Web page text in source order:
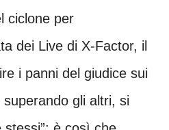
ciclone per
dei Live di X-Factor, il
i panni del giudice sui
superando gli altri, si